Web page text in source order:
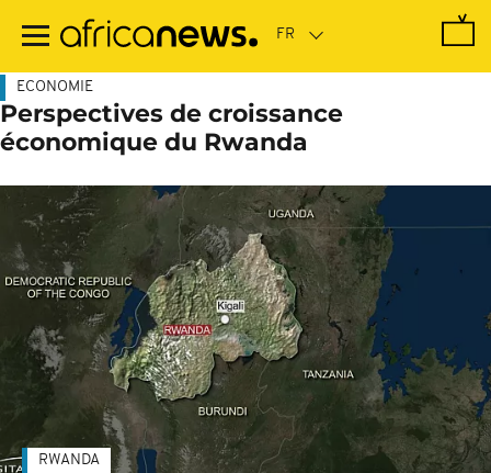
contenu
ECONOMIE
Perspectives de croissance
économique du Rwanda
RWANDA